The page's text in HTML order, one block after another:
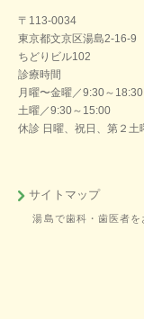
〒113-0034
東京都文京区湯島2-16-9
ちどりビル102
診療時間
月曜〜金曜／9:30～
土曜／9:30～15:00
休診 日曜、祝日、第２土
サイトマップ
湯島で歯科・歯医者を